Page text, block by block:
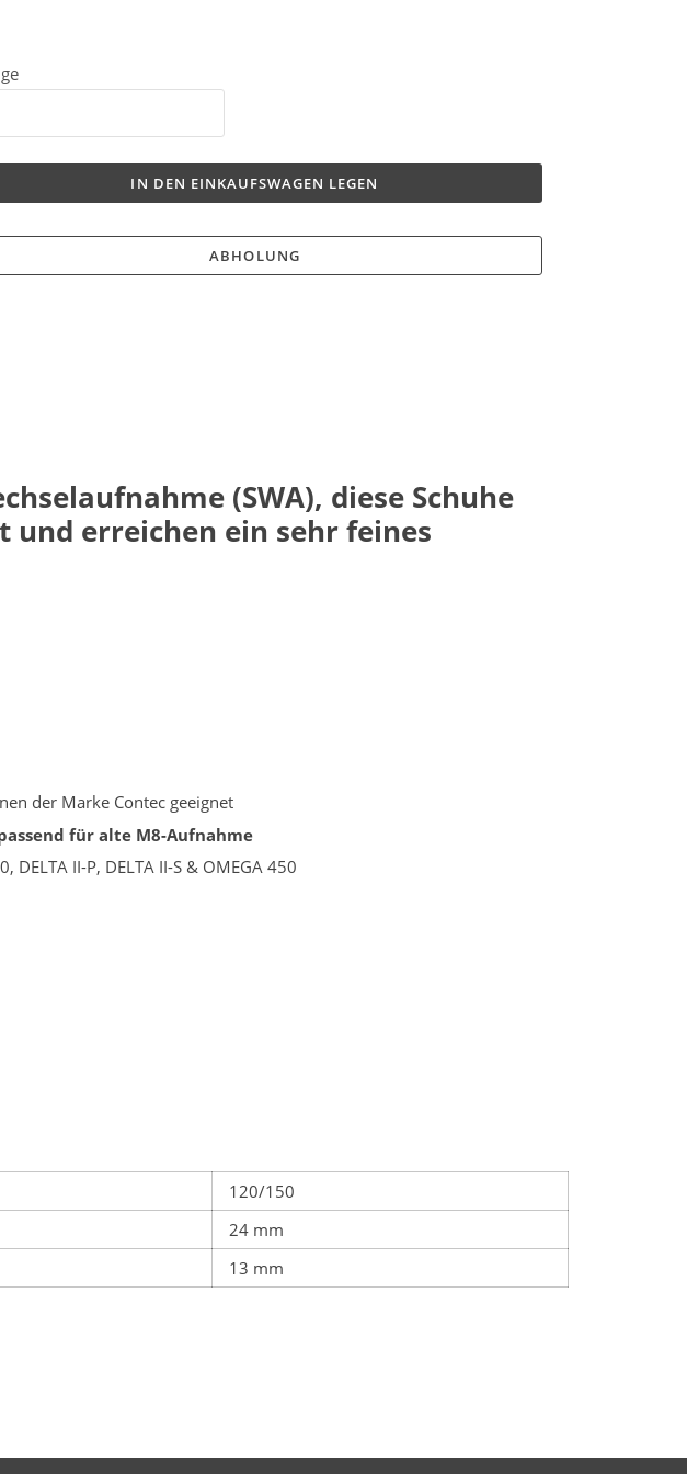
IN DEN EINKAUFSWAGEN LEGEN
ABHOLUNG
(SWA), diese Schuhe
und erreichen ein sehr feines
der Marke Contec geeignet
für alte M8-Aufnahme
DELTA II-P, DELTA II-S & OMEGA 450
120/150
24 mm
13 mm